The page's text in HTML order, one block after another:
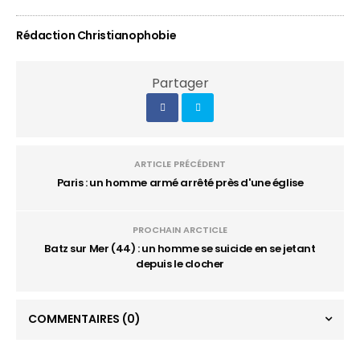
Rédaction Christianophobie
Partager
ARTICLE PRÉCÉDENT
Paris : un homme armé arrêté près d'une église
PROCHAIN ARCTICLE
Batz sur Mer (44) : un homme se suicide en se jetant
depuis le clocher
COMMENTAIRES (0)